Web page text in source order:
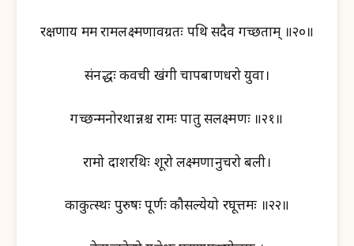
रक्षणाय मम रामलक्ष्मणावग्रतः पथि सदैव गच्छताम् ॥२०॥
संनद्धः कवची खंगी चापबाणधरो युवा।
गच्छन्मनोरथान्नश्च रामः पातु सलक्ष्मणः ॥२१॥
रामो दाशरथिः शूरो लक्ष्मणानुचरो बली।
काकुत्स्थः पुरुषः पूर्णः कौसल्येयो रघूत्तमः ॥२२॥